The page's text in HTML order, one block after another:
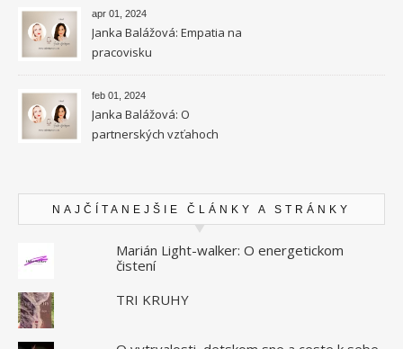
apr 01, 2024
Janka Balážová: Empatia na
pracovisku
feb 01, 2024
Janka Balážová: O
partnerských vzťahoch
NAJČÍTANEJŠIE ČLÁNKY A STRÁNKY
Marián Light-walker: O energetickom
čistení
TRI KRUHY